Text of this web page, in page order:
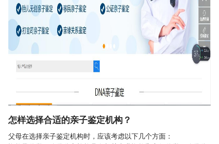
怎样选择合适的亲子鉴定机构？
父母在选择亲子鉴定机构时，应该考虑以下几个方面：